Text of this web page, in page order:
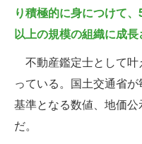
り積極的に身につけて
以上の規模の組織に成長
不動産鑑定士として叶
っている。国土交通省
基準となる数値、地価
だ。